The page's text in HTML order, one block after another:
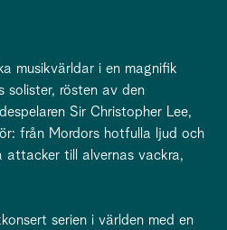
musikvärldar i en magnifik
solister, rösten av den
Sir Christopher Lee,
från Mordors hotfulla ljud och
till alvernas vackra,
serien i världen med en